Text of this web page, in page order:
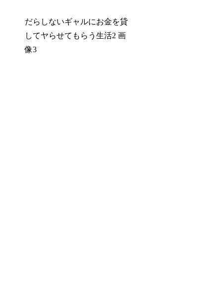
だらしないギャルにお金を貸
してヤらせてもらう生活2 画
像3